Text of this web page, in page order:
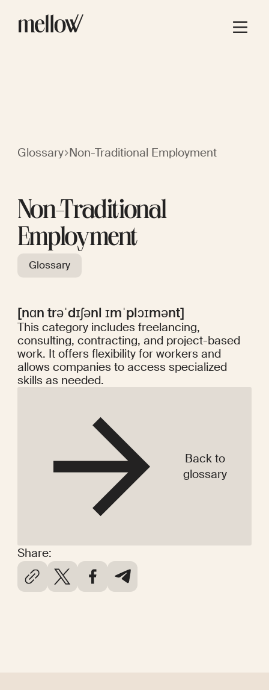
Glossary Non-Traditional Employment
Non-Traditional
Employment
Glossary
Share:
[nɑn trəˈdɪʃənl ɪmˈplɔɪmənt]
This category includes freelancing,
consulting, contracting, and project-based
work. It offers flexibility for workers and
allows companies to access specialized
skills as needed.
Back to
glossary